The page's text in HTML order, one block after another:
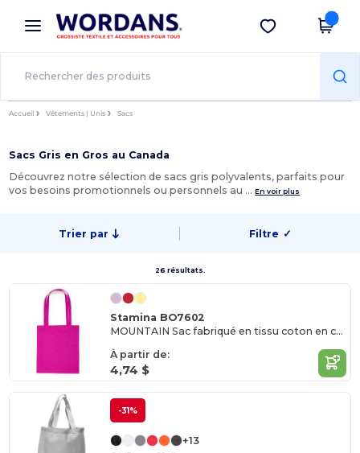
× Appli Wordans
Meilleurs prix sur l’app !
Obtenir l'appli
Accueil Vêtements | Unis Sacs
Sacs Gris en Gros au Canada
Découvrez notre sélection de sacs gris polyvalents, parfaits pour
vos besoins promotionnels ou personnels au …En voir plus
Trier par Filtre ✓
26 résultats.
Stamina BO7602
MOUNTAIN Sac fabriqué en tissu coton en couleur
À partir de:
4,74 $
-31%
+13